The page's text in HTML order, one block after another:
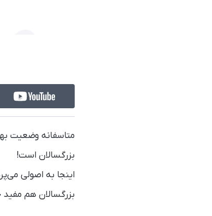
متاسفانه وضعیت
بزرگسالان است!
اینجا به اصولی
بزرگسالان هم مفید